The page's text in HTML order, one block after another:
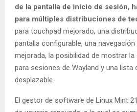
de la pantalla de inicio de sesión,
para múltiples distribuciones de
para touchpad mejorado, una
pantalla configurable, una
mejorada, la posibilidad de mostrar
para sesiones de Wayland y una lista
desplazable.
El gestor de software de Linux Mint